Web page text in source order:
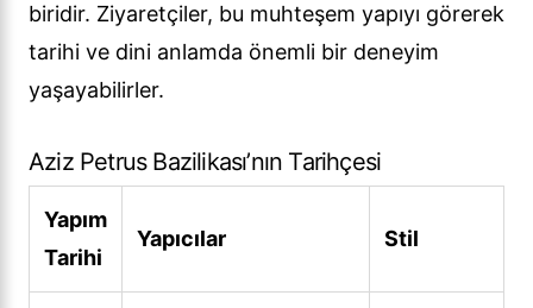
biridir. Ziyaretçiler, bu muhteşem yapıyı görerek
tarihi ve dini anlamda önemli bir deneyim
yaşayabilirler.
Aziz Petrus Bazilikası’nın Tarihçesi
Yapım
Tarihi
Yapıcılar Stil